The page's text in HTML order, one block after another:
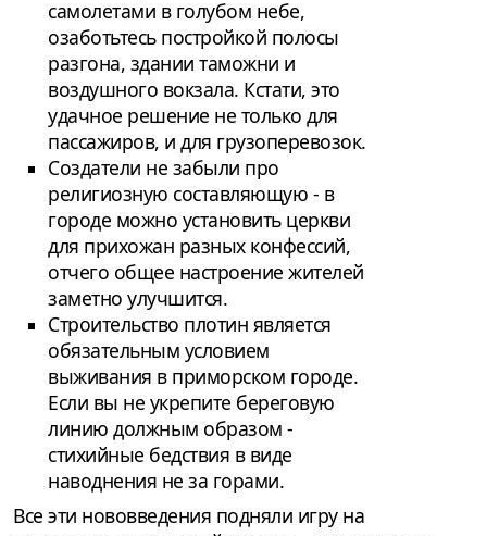
самолетами в голубом небе,
озаботьтесь постройкой полосы
разгона, здании таможни и
воздушного вокзала. Кстати, это
удачное решение не только для
пассажиров, и для грузоперевозок.
Создатели не забыли про
религиозную составляющую - в
городе можно установить церкви
для прихожан разных конфессий,
отчего общее настроение жителей
заметно улучшится.
Строительство плотин является
обязательным условием
выживания в приморском городе.
Если вы не укрепите береговую
линию должным образом -
стихийные бедствия в виде
наводнения не за горами.
Все эти нововведения подняли игру на